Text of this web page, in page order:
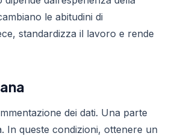
le abitudini di
standardizza il lavoro e rende
dei dati. Una parte
In queste condizioni, ottenere un